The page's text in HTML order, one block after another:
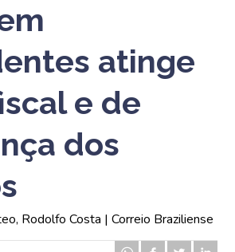
atinge
e de
dos
Rodolfo Costa | Correio Braziliense